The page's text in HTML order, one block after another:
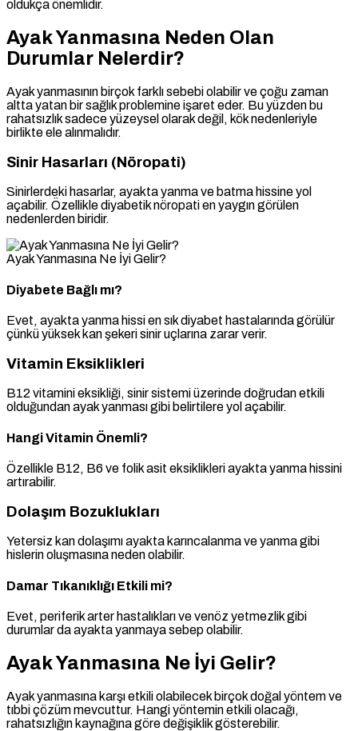
oldukça önemlidir.
Ayak Yanmasına Neden Olan
Durumlar Nelerdir?
Ayak yanmasının birçok farklı sebebi olabilir ve çoğu zaman
altta yatan bir sağlık problemine işaret eder. Bu yüzden bu
rahatsızlık sadece yüzeysel olarak değil, kök nedenleriyle
birlikte ele alınmalıdır.
Sinir Hasarları (Nöropati)
Sinirlerdeki hasarlar, ayakta yanma ve batma hissine yol
açabilir. Özellikle diyabetik nöropati en yaygın görülen
nedenlerden biridir.
Ayak Yanmasına Ne İyi Gelir?
Diyabete Bağlı mı?
Evet, ayakta yanma hissi en sık diyabet hastalarında görülür
çünkü yüksek kan şekeri sinir uçlarına zarar verir.
Vitamin Eksiklikleri
B12 vitamini eksikliği, sinir sistemi üzerinde doğrudan etkili
olduğundan ayak yanması gibi belirtilere yol açabilir.
Hangi Vitamin Önemli?
Özellikle B12, B6 ve folik asit eksiklikleri ayakta yanma hissini
artırabilir.
Dolaşım Bozuklukları
Yetersiz kan dolaşımı ayakta karıncalanma ve yanma gibi
hislerin oluşmasına neden olabilir.
Damar Tıkanıklığı Etkili mi?
Evet, periferik arter hastalıkları ve venöz yetmezlik gibi
durumlar da ayakta yanmaya sebep olabilir.
Ayak Yanmasına Ne İyi Gelir?
Ayak yanmasına karşı etkili olabilecek birçok doğal yöntem ve
tıbbi çözüm mevcuttur. Hangi yöntemin etkili olacağı,
rahatsızlığın kaynağına göre değişiklik gösterebilir.